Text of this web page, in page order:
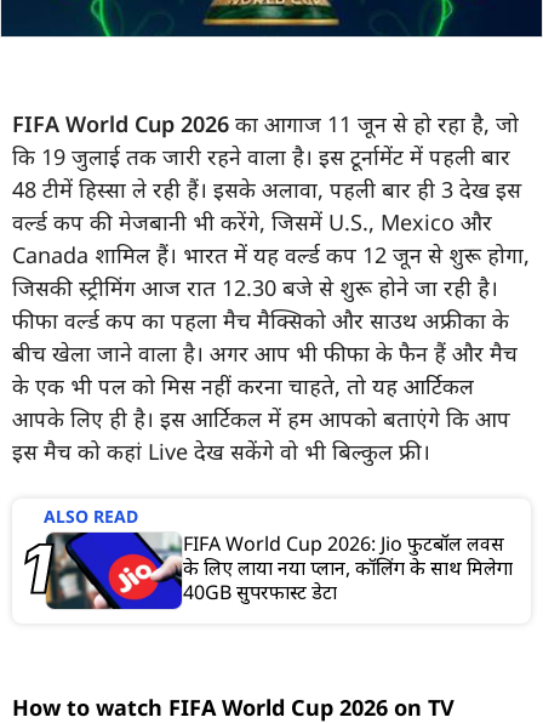
FIFA World Cup 2026 का आगाज 11 जून से हो रहा है, जो
कि 19 जुलाई तक जारी रहने वाला है। इस टूर्नामेंट में पहली बार
48 टीमें हिस्सा ले रही हैं। इसके अलावा, पहली बार ही 3 देख इस
वर्ल्ड कप की मेजबानी भी करेंगे, जिसमें U.S., Mexico और
Canada शामिल हैं। भारत में यह वर्ल्ड कप 12 जून से शुरू होगा,
जिसकी स्ट्रीमिंग आज रात 12.30 बजे से शुरू होने जा रही है।
फीफा वर्ल्ड कप का पहला मैच मैक्सिको और साउथ अफ्रीका के
बीच खेला जाने वाला है। अगर आप भी फीफा के फैन हैं और मैच
के एक भी पल को मिस नहीं करना चाहते, तो यह आर्टिकल
आपके लिए ही है। इस आर्टिकल में हम आपको बताएंगे कि आप
इस मैच को कहां Live देख सकेंगे वो भी बिल्कुल फ्री।
ALSO READ
FIFA World Cup 2026: Jio फुटबॉल लवर्स
के लिए लाया नया प्लान, कॉलिंग के साथ मिलेगा
40GB सुपरफास्ट डेटा
How to watch FIFA World Cup 2026 on TV